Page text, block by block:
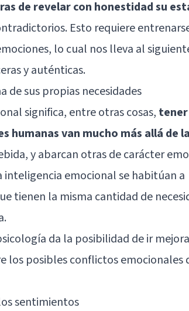
de revelar con honestidad su
Esto requiere
lo cual nos lleva al
y auténticas.
de sus propias necesidades
significa, entre otras cosas,
humanas van mucho más allá de
y abarcan otras de carácter
inteligencia emocional se habitúan a
tienen la misma cantidad de
da la posibilidad de ir
los posibles conflictos emocionales
sentimientos